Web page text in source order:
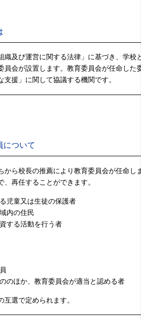
及び運営に関する法律」に基づき、学校
員会が設置します。教育委員会が任命した
支援」に関して協議する機関です。
について
ら校長の推薦により教育委員会が任命し
、再任することができます。
児童又は生徒の保護者
内の住民
する活動を行う者
のほか、教育委員会が適当と認める者
選で定められます。